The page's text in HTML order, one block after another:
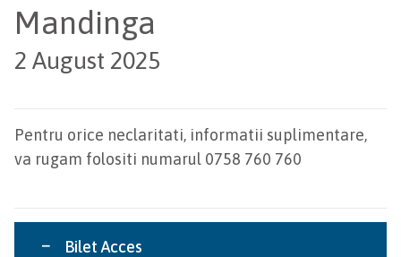
Mandinga
2 August 2025
Pentru orice neclaritati, informatii suplimentare,
va rugam folositi numarul 0758 760 760
Bilet Acces